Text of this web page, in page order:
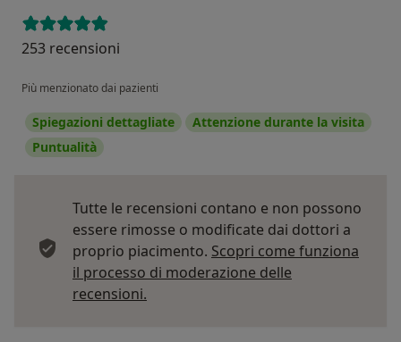
253 recensioni
Più menzionato dai pazienti
Spiegazioni dettagliate
Attenzione durante la visita
Puntualità
Tutte le recensioni contano e non possono
essere rimosse o modificate dai dottori a
proprio piacimento. Scopri come funziona
il processo di moderazione delle
recensioni.